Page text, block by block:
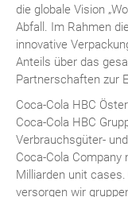
die globale Vision
Abfall. Im Rahmen
innovative
Anteils über das
Partnerschaften zur
Coca-Cola HBC
Coca-Cola HBC
Verbrauchsgüter-
Coca-Cola
Milliarden unit
versorgen wir